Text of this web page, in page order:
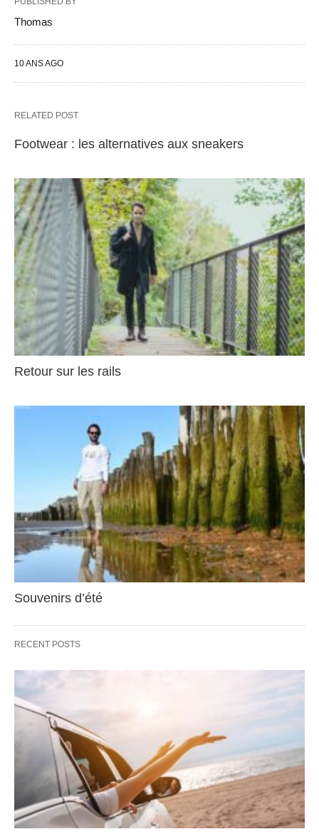
Thomas
10 ANS AGO
RELATED POST
Footwear : les alternatives aux sneakers
Retour sur les rails
Souvenirs d’été
RECENT POSTS